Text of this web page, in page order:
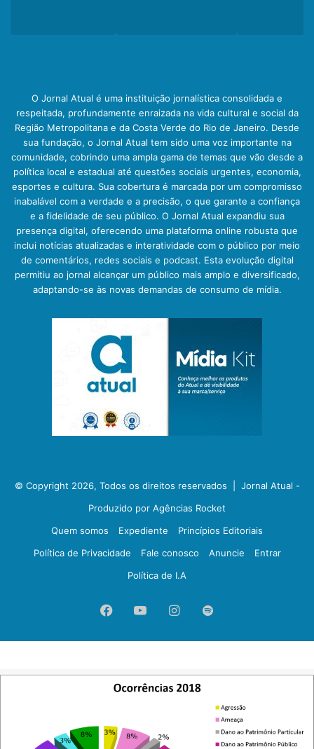
O Jornal Atual é uma instituição jornalística consolidada e
respeitada, profundamente enraizada na vida cultural e social da
Região Metropolitana e da Costa Verde do Rio de Janeiro. Desde
sua fundação, o Jornal Atual tem sido uma voz importante na
comunidade, cobrindo uma ampla gama de temas que vão desde a
política local e estadual até questões sociais urgentes, economia,
esportes e cultura. Sua cobertura é marcada por um compromisso
inabalável com a verdade e a precisão, o que garante a confiança
e a fidelidade de seu público. O Jornal Atual expandiu sua
presença digital, oferecendo uma plataforma online robusta que
inclui notícias atualizadas e interatividade com o público por meio
de comentários, redes sociais e podcast. Esta evolução digital
permitiu ao jornal alcançar um público mais amplo e diversificado,
adaptando-se às novas demandas de consumo de mídia.
© Copyright 2026, Todos os direitos reservados | Jornal Atual -
Produzido por Agências Rocket
Quem somos
Expediente
Princípios Editoriais
Política de Privacidade
Fale conosco Anuncie
Entrar
Política de I.A
FacebookYouTubeInstagram
Spotify